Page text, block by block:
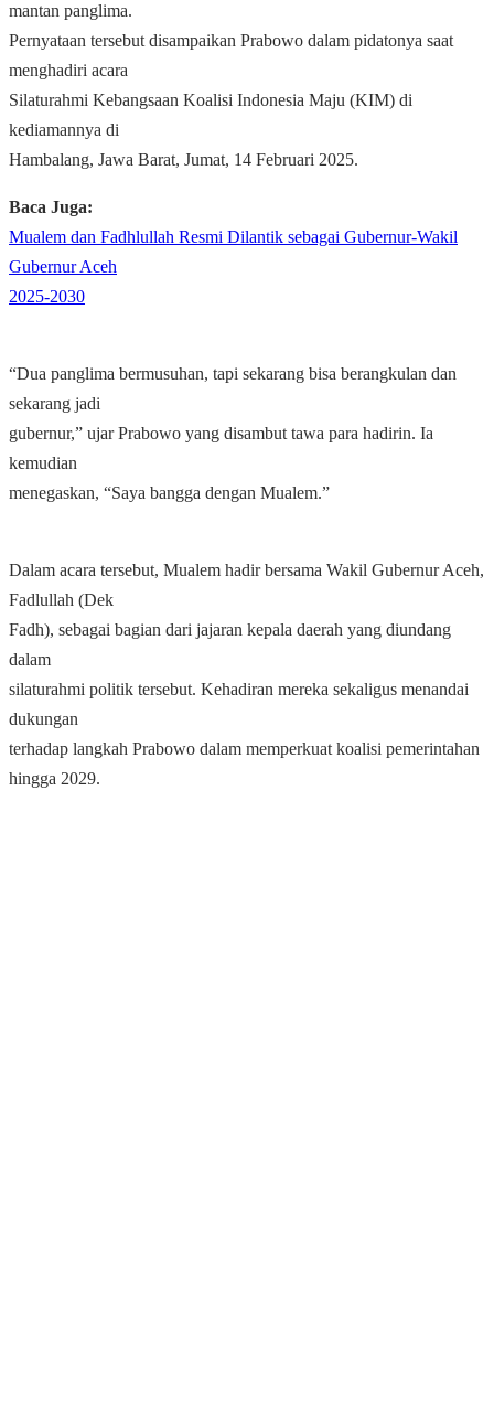
mantan panglima.
Pernyataan tersebut disampaikan Prabowo dalam pidatonya saat
menghadiri acara
Silaturahmi Kebangsaan Koalisi Indonesia Maju (KIM) di
kediamannya di
Hambalang, Jawa Barat, Jumat, 14 Februari 2025.
Baca Juga:
Mualem dan Fadhlullah Resmi Dilantik sebagai Gubernur-Wakil
Gubernur Aceh
2025-2030
“Dua panglima bermusuhan, tapi sekarang bisa berangkulan dan
sekarang jadi
gubernur,” ujar Prabowo yang disambut tawa para hadirin. Ia
kemudian
menegaskan, “Saya bangga dengan Mualem.”
Dalam acara tersebut, Mualem hadir bersama Wakil Gubernur Aceh,
Fadlullah (Dek
Fadh), sebagai bagian dari jajaran kepala daerah yang diundang
dalam
silaturahmi politik tersebut. Kehadiran mereka sekaligus menandai
dukungan
terhadap langkah Prabowo dalam memperkuat koalisi pemerintahan
hingga 2029.